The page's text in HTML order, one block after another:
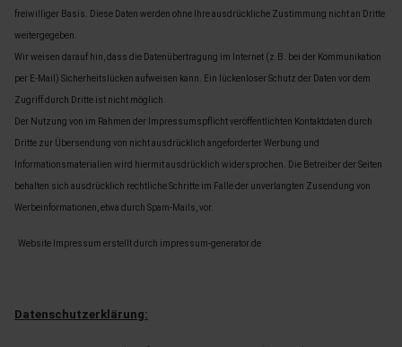
freiwilliger Basis. Diese Daten werden ohne Ihre ausdrückliche Zustimmung nicht an Dritte
weitergegeben.
Wir weisen darauf hin, dass die Datenübertragung im Internet (z.B. bei der Kommunikation
per E-Mail) Sicherheitslücken aufweisen kann. Ein lückenloser Schutz der Daten vor dem
Zugriff durch Dritte ist nicht möglich.
Der Nutzung von im Rahmen der Impressumspflicht veröffentlichten Kontaktdaten durch
Dritte zur Übersendung von nicht ausdrücklich angeforderter Werbung und
Informationsmaterialien wird hiermit ausdrücklich widersprochen. Die Betreiber der Seiten
behalten sich ausdrücklich rechtliche Schritte im Falle der unverlangten Zusendung von
Werbeinformationen, etwa durch Spam-Mails, vor.
Website Impressum erstellt durch impressum-generator.de
Datenschutzerklärung: